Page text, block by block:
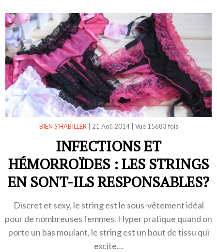
BIEN S’HABILLER 21 Aoû 2014| Vue 15683 fois
INFECTIONS ET
HÉMORROÏDES : LES STRINGS
EN SONT-ILS RESPONSABLES?
Discret et sexy, le string est le sous-vêtement idéal
pour de nombreuses femmes. Hyper pratique quand on
porte un bas moulant, le string est un bout de tissu qui
excite…